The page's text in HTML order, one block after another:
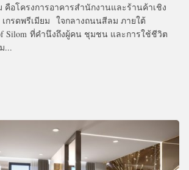
คือโครงการอาคารสำนักงานและร้านค้าเชิง
กรดพรีเมียม ใจกลางถนนสีลม ภายใต้
Silom ที่คำนึงถึงผู้คน ชุมชน และการใช้ชีวิต
...